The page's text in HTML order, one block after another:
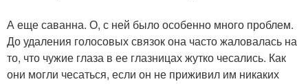
А еще саванна. О, с ней было особенно много проблем.
До удаления голосовых связок она часто жаловалась на
то, что чужие глаза в ее глазницах жутко чесались. Как
они могли чесаться, если он не приживил им никаких